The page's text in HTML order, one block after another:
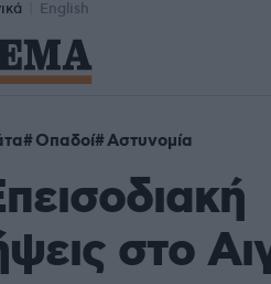
English
Οπαδοί Αστυνομία
στο